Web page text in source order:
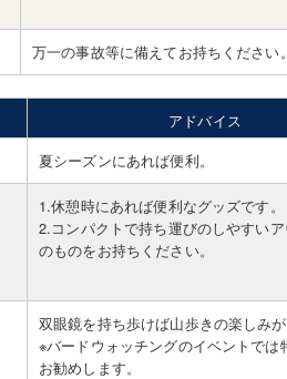
万一の事故等に備えてお持ちください
アドバイス
夏シーズンにあれば便利。
1.休憩時にあれば便利なグッズです。
2.コンパクトで持ち運びのしやすい
のものをお持ちください。
双眼鏡を持ち歩けば山歩きの楽しみ
※バードウォッチングのイベントでは
お勧めします。